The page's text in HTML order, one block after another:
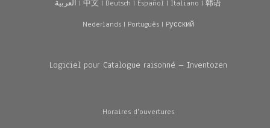
العربية | 中文 | Deutsch | Español | Italiano | 韩语
Nederlands| Português| Pусский
Logiciel pour Catalogue raisonné – Inventozen
Horaires d'ouvertures